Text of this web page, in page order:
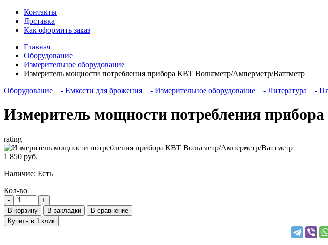
Контакты
Доставка
Как оформить заказ
Главная
Оборудование
Измерительное оборудование
Измеритель мощности потребления прибора КВТ Вольтметр/Амперметр/Ваттметр
Оборудование
- Емкости для брожения - Измерительное оборудование - Литература -
Измеритель мощности потребления
rating
1 850 руб.
Наличие: Есть
Кол-во
В корзину В закладки
В сравнение
Купить в 1 клик